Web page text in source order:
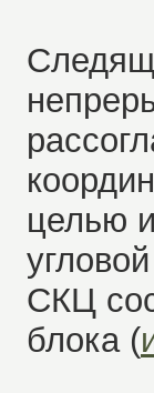
целью
СКЦ
блока (